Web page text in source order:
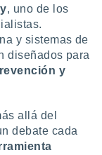
, uno de los
y sistemas de
diseñados para
y
allá del
debate cada